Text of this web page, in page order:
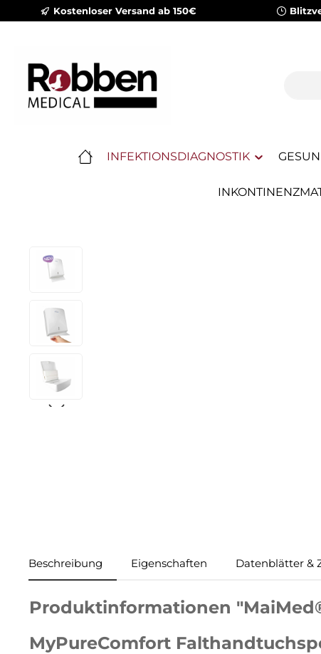
Hauptinhalt springen
Zur Suche springen
Zur Hauptnavigation springen
Kostenloser Versand ab 150€
INFEKTIONSDIAGNOSTIK
Bildergalerie überspringen
Beschreibung Eigenschaften Datenblätter &
Produktinformationen
MyPureComfort